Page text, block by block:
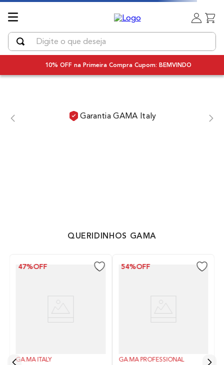
Digite o que deseja
TERMOS MAIS BUSCADOS
1º
uniq
chapinha cabelo
10% OFF na Primeira Compra Cupom: BEMVINDO
Garantia GAMA Italy
QUERIDINHOS GAMA
GA.MA ITALY
47%OFF
GA.MA PROFESSIONAL
54%OFF